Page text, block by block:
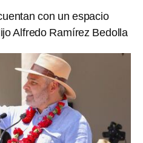
con un espacio
Alfredo Ramírez Bedolla